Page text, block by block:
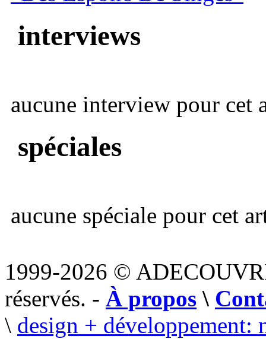
interviews
aucune interview pour cet
spéciales
aucune spéciale pour cet
1999-2026 ©
réservés. - À propos \
\ design + développement: